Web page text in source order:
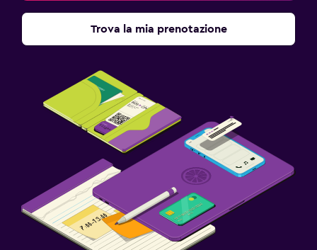
Trova la mia prenotazione